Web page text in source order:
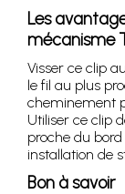
Les
mécanisme
Visser ce clip
le fil au plus
cheminement
Utiliser ce clip
proche du
installation de
Bon à savoir